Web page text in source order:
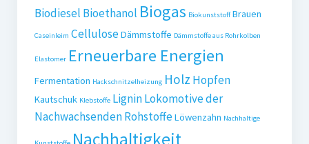
Biodiesel Bioethanol Biogas Biokunststoff Brauen
Caseinleim CelluloseDämmstoffe Dämmstoffe aus Rohrkolben
Elastomer Erneuerbare Energien
Fermentation Hackschnitzelheizung Holz Hopfen
Kautschuk Klebstoffe LigninLokomotive der
Nachwachsenden RohstoffeLöwenzahn Nachhaltige
Nachhaltigkeit